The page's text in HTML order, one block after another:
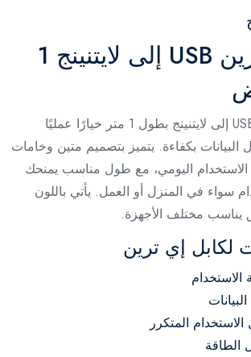
كابل إي ترين USB إلى لايتنينج 1
يُعد كابل إي ترين USB إلى لايتنينج بطول 1 متر خيارًا عمليًا
البيانات بكفاءة. يتميز بتصميم متين وخامات
الاستخدام اليومي، مع طول مناسب يمنحك
سواء في المنزل أو العمل. يأتي باللون
يناسب مختلف الأجهزة.
لكابل إي ترين
المتكرر
الطاقة